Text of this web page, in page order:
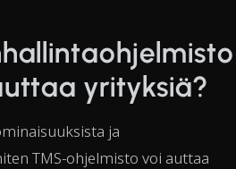
yrityksiä?
ja
TMS-ohjelmisto voi auttaa